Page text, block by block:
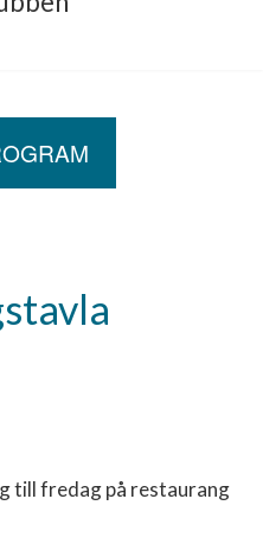
till fredag på restaurang